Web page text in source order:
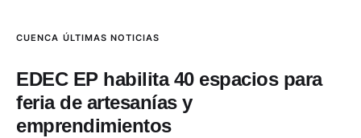
CUENCA ÚLTIMAS NOTICIAS
EDEC EP habilita 40 espacios para
feria de artesanías y
emprendimientos